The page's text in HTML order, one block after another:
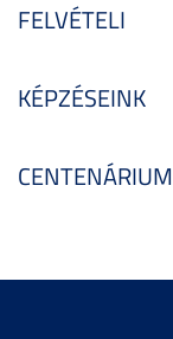
FELVÉTELI
KÉPZÉSEINK
CENTENÁRIUM